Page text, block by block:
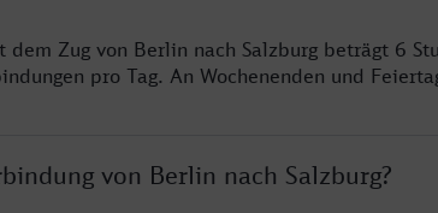
Zug von Berlin nach Salzburg beträgt 6
pro Tag. An Wochenenden und
von Berlin nach Salzburg?